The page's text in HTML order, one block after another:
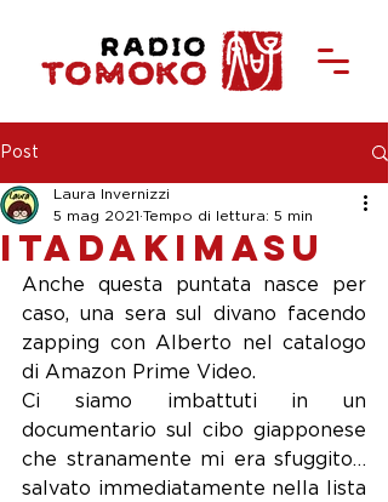
Post
Itadakimasu
Laura Invernizzi
5 mag 2021 Tempo di lettura: 5 min
Anche questa puntata nasce per
caso, una sera sul divano facendo
zapping con Alberto nel catalogo
di Amazon Prime Video.
Ci siamo imbattuti in un
documentario sul cibo giapponese
che stranamente mi era sfuggito…
salvato immediatamente nella lista